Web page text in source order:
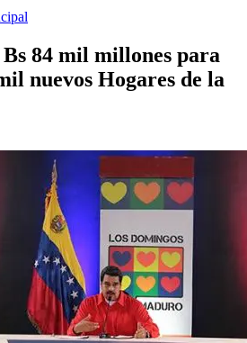
84 mil millones para
nuevos Hogares de la